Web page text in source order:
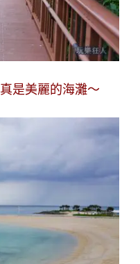
真是美麗的海灘～